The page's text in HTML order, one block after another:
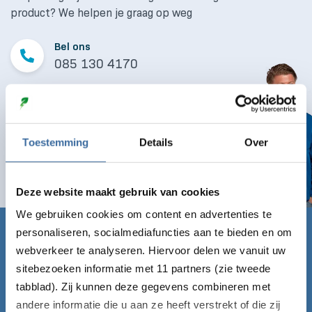
Toestemming Details Over
Deze website maakt gebruik van cookies
We gebruiken cookies om content en advertenties te
personaliseren, socialmediafuncties aan te bieden en om
webverkeer te analyseren. Hiervoor delen we vanuit uw
sitebezoeken informatie met 11 partners (zie tweede
tabblad). Zij kunnen deze gegevens combineren met
andere informatie die u aan ze heeft verstrekt of die zij
product? We helpen je graag op weg
Bel ons
085 130 4170
Naar contactformulier
Claim nu gratis de Laadgids!
Vul onderstaand formulier in en ontvang de Laadgids
direct gratis per mail!